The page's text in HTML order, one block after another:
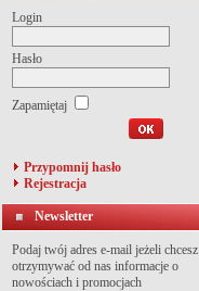
Login
Hasło
Zapamiętaj
Przypomnij hasło
Rejestracja
Newsletter
Podaj twój adres e-mail jeżeli chcesz
otrzymywać od nas informacje o
nowościach i promocjach